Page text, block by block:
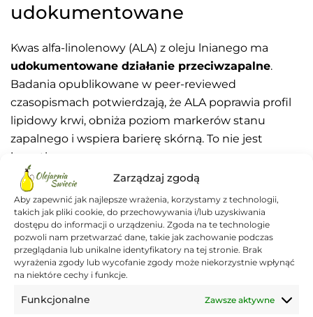
Zarządzaj zgodą
Aby zapewnić jak najlepsze wrażenia, korzystamy z technologii,
takich jak pliki cookie, do przechowywania i/lub uzyskiwania
dostępu do informacji o urządzeniu. Zgoda na te technologie
pozwoli nam przetwarzać dane, takie jak zachowanie podczas
przeglądania lub unikalne identyfikatory na tej stronie. Brak
wyrażenia zgody lub wycofanie zgody może niekorzystnie wpłynąć
na niektóre cechy i funkcje.
Funkcjonalne Zawsze aktywne
udokumentowane
Kwas alfa-linolenowy (ALA) z oleju lnianego ma
udokumentowane działanie przeciwzapalne.
Badania opublikowane w peer-reviewed
czasopismach potwierdzają, że ALA poprawia profil
lipidowy krwi, obniża poziom markerów stanu
zapalnego i wspiera barierę skórną. To nie jest
kwestionowane.
Biochemiczny mechanizm emulsji oleju z
twarogiem — grupy sulfhydrylowe z kazeiny
poprawiają rozpuszczalność ALA — jest biologicznie
wiarygodny i opisany w literaturze naukowej
(PMC3257729).
Dieta opierająca się na nieprzetworzonej żywności,